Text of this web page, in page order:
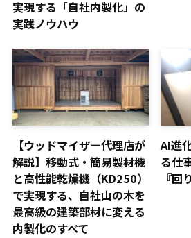
実現する「自社内製化」の
実践ノウハウ
【ウッドマイザー代理店が
解説】移動式・簡易製材機
と高性能乾燥機（KD250）
で実現する、自社山の木を
最高級の建築部材に変える
内製化のすべて
AI進
る仕
『回